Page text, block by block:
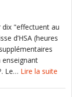
dix "effectuent au
d’HSA (heures
enseignant
Le… Lire la suite